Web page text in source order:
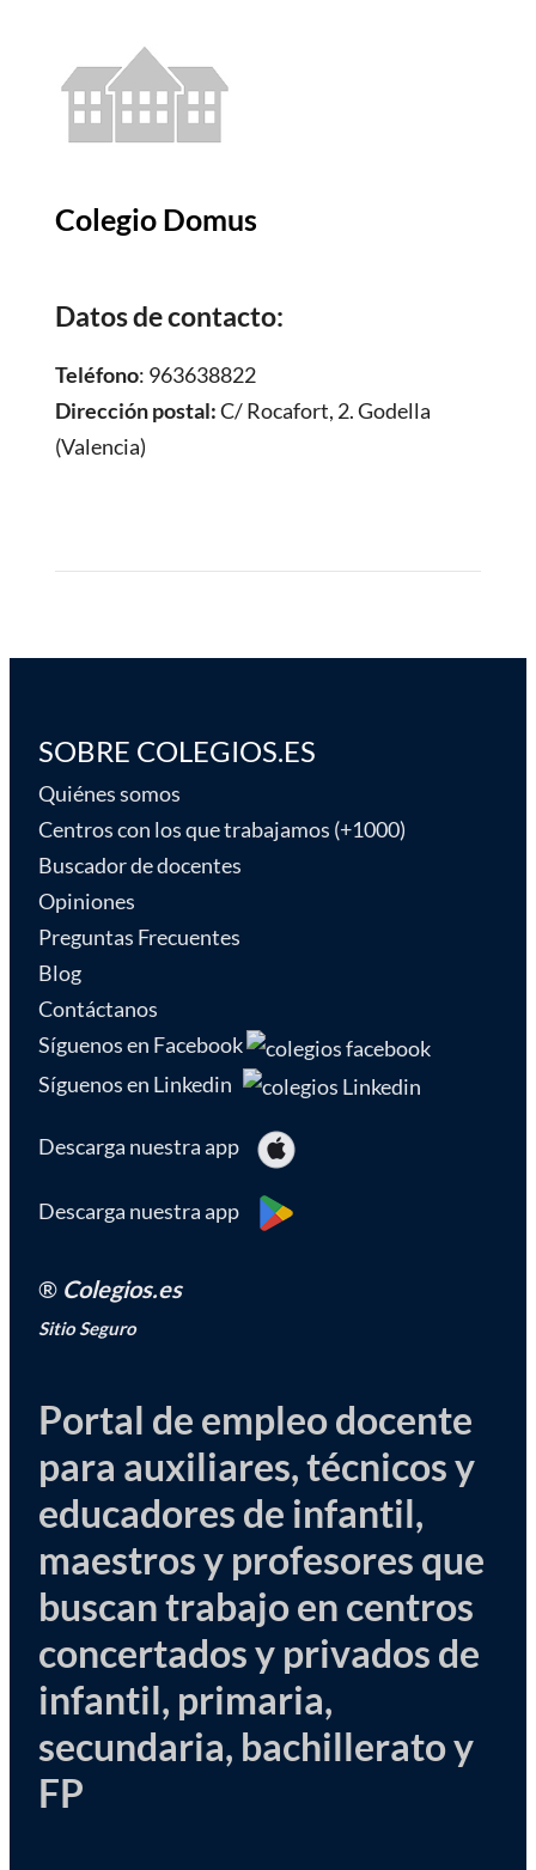
Colegio Domus
Datos de contacto:
Teléfono: 963638822
Dirección postal:C/ Rocafort, 2. Godella
(Valencia)
SOBRE COLEGIOS.ES
Quiénes somos
Centros con los que trabajamos (+1000)
Buscador de docentes
Opiniones
Preguntas Frecuentes
Blog
Contáctanos
Síguenos en Facebook
Síguenos en Linkedin
Descarga nuestra app
Descarga nuestra app
® Colegios.es
Sitio Seguro
Portal de empleo docente
para auxiliares, técnicos y
educadores de infantil,
maestros y profesores que
buscan trabajo en centros
concertados y privados de
infantil, primaria,
secundaria, bachillerato y
FP